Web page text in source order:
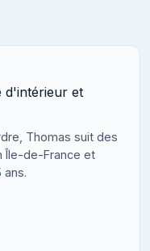
et
Thomas suit des
Île-de-France et
ans.